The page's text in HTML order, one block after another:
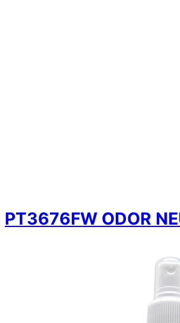
PT3676FW ODOR